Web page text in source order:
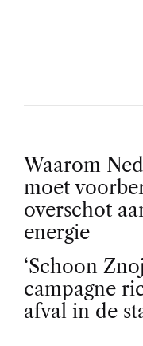
P
o
s
t
Waarom
moet
overschot
energie
‘Schoon
campagne
afval in de